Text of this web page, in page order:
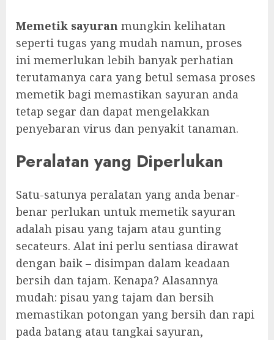
Memetik sayuran mungkin kelihatan
seperti tugas yang mudah namun, proses
ini memerlukan lebih banyak perhatian
terutamanya cara yang betul semasa proses
memetik bagi memastikan sayuran anda
tetap segar dan dapat mengelakkan
penyebaran virus dan penyakit tanaman.
Peralatan yang Diperlukan
Satu-satunya peralatan yang anda benar-
benar perlukan untuk memetik sayuran
adalah pisau yang tajam atau gunting
secateurs. Alat ini perlu sentiasa dirawat
dengan baik – disimpan dalam keadaan
bersih dan tajam. Kenapa? Alasannya
mudah: pisau yang tajam dan bersih
memastikan potongan yang bersih dan rapi
pada batang atau tangkai sayuran,